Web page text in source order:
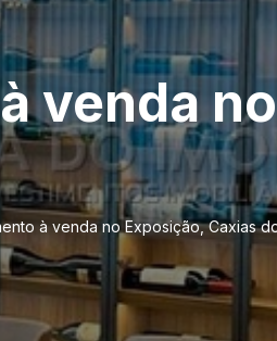
venda
à venda no Exposição, Caxias